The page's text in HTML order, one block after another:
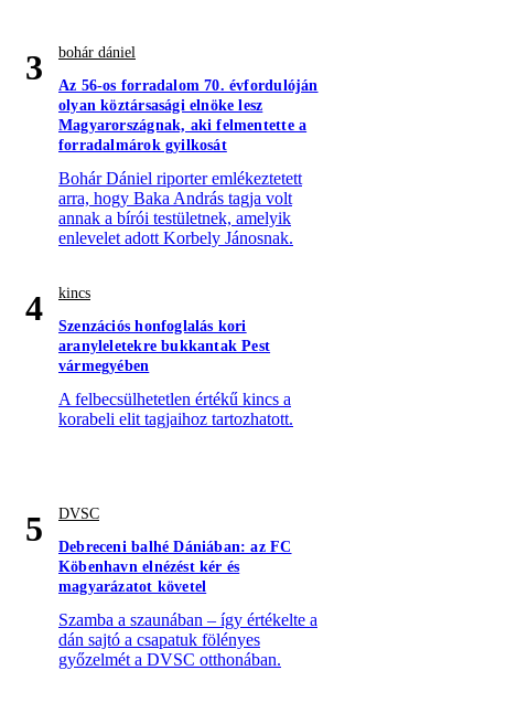
3
bohár dániel
Az 56-os forradalom 70. évfordulóján
olyan köztársasági elnöke lesz
Magyarországnak, aki felmentette a
forradalmárok gyilkosát
Bohár Dániel riporter emlékeztetett
arra, hogy Baka András tagja volt
annak a bírói testületnek, amelyik
enlevelet adott Korbely Jánosnak.
4
kincs
Szenzációs honfoglalás kori
aranyleletekre bukkantak Pest
vármegyében
A felbecsülhetetlen értékű kincs a
korabeli elit tagjaihoz tartozhatott.
5
DVSC
Debreceni balhé Dániában: az FC
Köbenhavn elnézést kér és
magyarázatot követel
Szamba a szaunában – így értékelte a
dán sajtó a csapatuk fölényes
győzelmét a DVSC otthonában.